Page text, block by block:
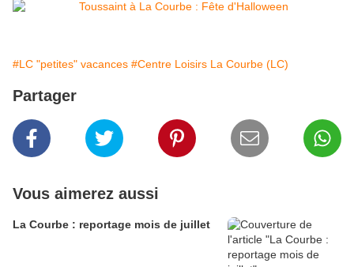
#LC "petites" vacances #Centre Loisirs La Courbe (LC)
Partager
Vous aimerez aussi
La Courbe : reportage mois de juillet